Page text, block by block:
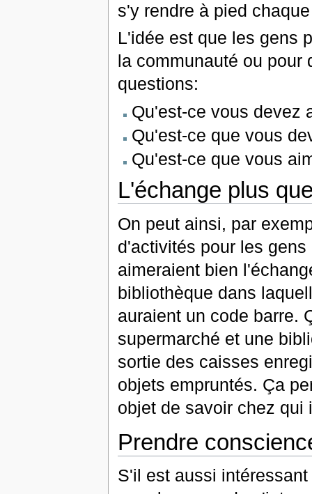
s'y rendre à pied
L'idée est que les gens
la communauté ou pour
questions:
Qu'est-ce vous devez
Qu'est-ce que vous
Qu'est-ce que vous
L'échange plus
On peut ainsi, par
d'activités pour les
aimeraient bien
bibliothèque dans
auraient un code barre.
supermarché et une
sortie des caisses
objets empruntés. Ça
objet de savoir chez qui
Prendre
S'il est aussi